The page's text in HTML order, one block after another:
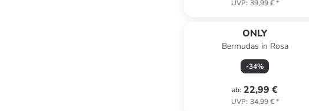
UVP: 39,99 €*
ONLY
Bermudas in Rosa
-34%
ab: 22,99 €
UVP: 34,99 €*